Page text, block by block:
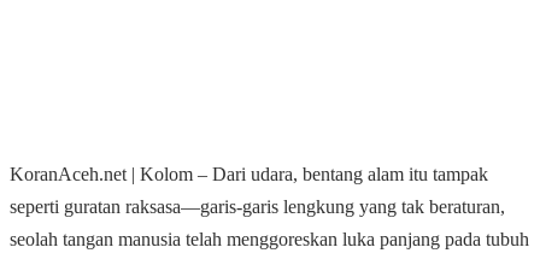
KoranAceh.net | Kolom – Dari udara, bentang alam itu tampak
seperti guratan raksasa—garis-garis lengkung yang tak beraturan,
seolah tangan manusia telah menggoreskan luka panjang pada tubuh